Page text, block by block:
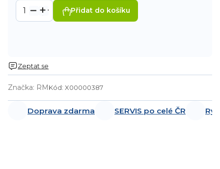
Značka: RMKód: X00000387
Přidat do košíku
Zeptat se
Doprava zdarma SERVIS po celé ČR